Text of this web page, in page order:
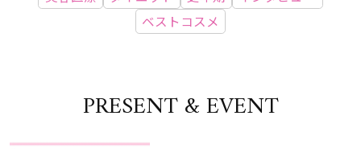
ベストコスメ
PRESENT & EVENT